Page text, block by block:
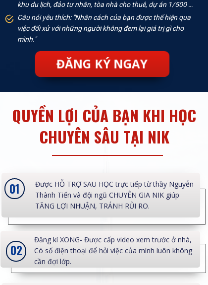
khu du lịch, đảo tư nhân, tòa nhà cho thuê, dự án 1/500 …
Câu nói yêu thích: "Nhân cách của bạn được thể hiện qua
việc đối xử với những người không đem lại giá trị gì cho
mình."
ĐĂNG KÝ NGAY
Được HỖ TRỢ SAU HỌC trực tiếp từ thầy Nguyễn
Thành Tiến và đội ngũ CHUYÊN GIA NIK giúp
TĂNG LỢI NHUẬN, TRÁNH RỦI RO.
01
Đăng kí XONG- Được cấp video xem trước ở nhà,
Có số điện thoại để hỏi việc của mình luôn không
cần đợi lớp.
02
QUYỀN LỢI CỦA BẠN KHI HỌC
CHUYÊN SÂU TẠI NIK